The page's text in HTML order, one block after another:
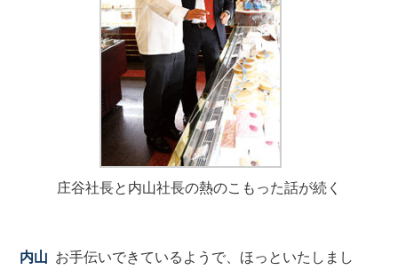
庄谷社長と内山社長の熱のこもった話が続く
内山 お手伝いできているようで、ほっといたしまし